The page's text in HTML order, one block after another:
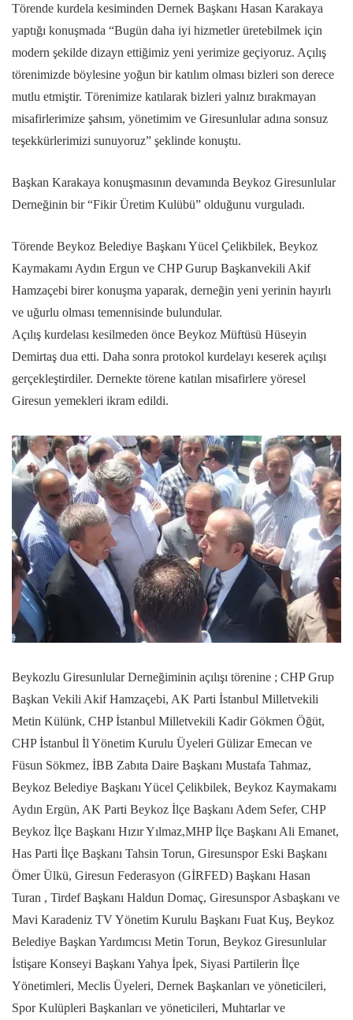
Törende kurdela kesiminden Dernek Başkanı Hasan Karakaya
yaptığı konuşmada “Bugün daha iyi hizmetler üretebilmek için
modern şekilde dizayn ettiğimiz yeni yerimize geçiyoruz. Açılış
törenimizde böylesine yoğun bir katılım olması bizleri son derece
mutlu etmiştir. Törenimize katılarak bizleri yalnız bırakmayan
misafirlerimize şahsım, yönetimim ve Giresunlular adına sonsuz
teşekkürlerimizi sunuyoruz” şeklinde konuştu.
Başkan Karakaya konuşmasının devamında Beykoz Giresunlular
Derneğinin bir “Fikir Üretim Kulübü” olduğunu vurguladı.
Törende Beykoz Belediye Başkanı Yücel Çelikbilek, Beykoz
Kaymakamı Aydın Ergun ve CHP Gurup Başkanvekili Akif
Hamzaçebi birer konuşma yaparak, derneğin yeni yerinin hayırlı
ve uğurlu olması temennisinde bulundular.
Açılış kurdelası kesilmeden önce Beykoz Müftüsü Hüseyin
Demirtaş dua etti. Daha sonra protokol kurdelayı keserek açılışı
gerçekleştirdiler. Dernekte törene katılan misafirlere yöresel
Giresun yemekleri ikram edildi.
Beykozlu Giresunlular Derneğiminin açılışı törenine ; CHP Grup
Başkan Vekili Akif Hamzaçebi, AK Parti İstanbul Milletvekili
Metin Külünk, CHP İstanbul Milletvekili Kadir Gökmen Öğüt,
CHP İstanbul İl Yönetim Kurulu Üyeleri Gülizar Emecan ve
Füsun Sökmez, İBB Zabıta Daire Başkanı Mustafa Tahmaz,
Beykoz Belediye Başkanı Yücel Çelikbilek, Beykoz Kaymakamı
Aydın Ergün, AK Parti Beykoz İlçe Başkanı Adem Sefer, CHP
Beykoz İlçe Başkanı Hızır Yılmaz,MHP İlçe Başkanı Ali Emanet,
Has Parti İlçe Başkanı Tahsin Torun, Giresunspor Eski Başkanı
Ömer Ülkü, Giresun Federasyon (GİRFED) Başkanı Hasan
Turan , Tirdef Başkanı Haldun Domaç, Giresunspor Asbaşkanı ve
Mavi Karadeniz TV Yönetim Kurulu Başkanı Fuat Kuş, Beykoz
Belediye Başkan Yardımcısı Metin Torun, Beykoz Giresunlular
İstişare Konseyi Başkanı Yahya İpek, Siyasi Partilerin İlçe
Yönetimleri, Meclis Üyeleri, Dernek Başkanları ve yöneticileri,
Spor Kulüpleri Başkanları ve yöneticileri, Muhtarlar ve